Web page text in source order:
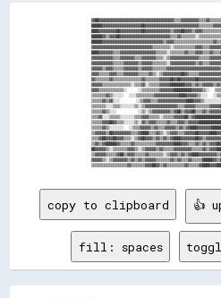
▓▓▓▓▒▒▒▒▒▒▒▒▒▒▒▒▒▒░░    ░░▒▒▒▒▒▒▒▒▒▒▓▓▓▓▓▓▓▓██████████▓▓▓▓▓▓▒▒░░
▒▒▒▒▒▒▒▒▓▓▒▒░░░░░░  ░░░░▒▒▒▒▒▒▒▒▒▒▓▓▓▓▓▓▓▓▓▓▓▓▓▓████▓▓▓▓▓▓▒▒░░░░
▒▒▒▒▒▒▓▓▒▒▓▓░░░░
▒▒▒▒▒▒▓▓▒▒░░░░
▒▒▒▒▒▒▓▓▒▒░░░░░░░░
copy to clipboard 👍
fill: spaces